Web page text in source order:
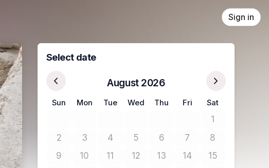
Sign in
Select date
August 2026
Sun Mon Tue Wed Thu Fri Sat
1No tickets
2No tickets available
3No tickets available
4No tickets available
5No tickets available
6No tickets available
7No tickets available
8No tickets
9No tickets available
10No tickets available
11No tickets available
12No tickets available
13No tickets available
14No tickets available
15No tickets